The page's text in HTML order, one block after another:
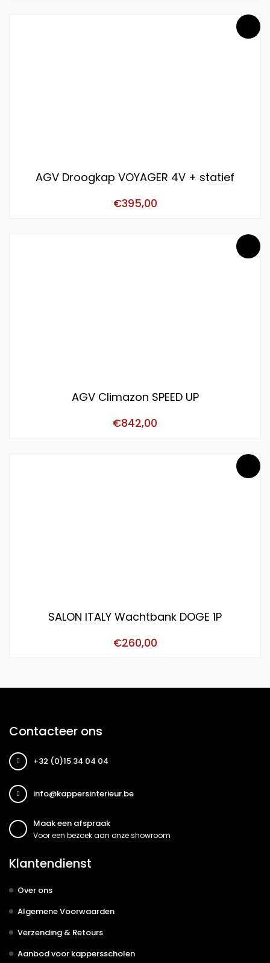
AGV Droogkap VOYAGER 4V + statief
€395,00
AGV Climazon SPEED UP
€842,00
SALON ITALY Wachtbank DOGE 1P
€260,00
Contacteer ons
+32 (0)15 34 04 04
info@kappersinterieur.be
Maak een afspraak
Voor een bezoek aan onze showroom
Klantendienst
Over ons
Algemene Voorwaarden
Verzending & Retours
Aanbod voor kappersscholen